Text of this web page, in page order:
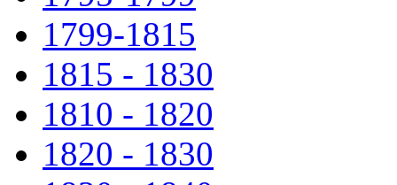
1799-1815
1815 - 1830
1810 - 1820
1820 - 1830